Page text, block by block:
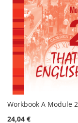
Workbook A Module 2
24,04 €